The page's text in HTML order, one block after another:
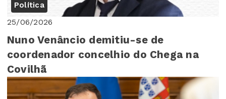
Política
25/06/2026
Nuno Venâncio demitiu-se de
coordenador concelhio do Chega na
Covilhã